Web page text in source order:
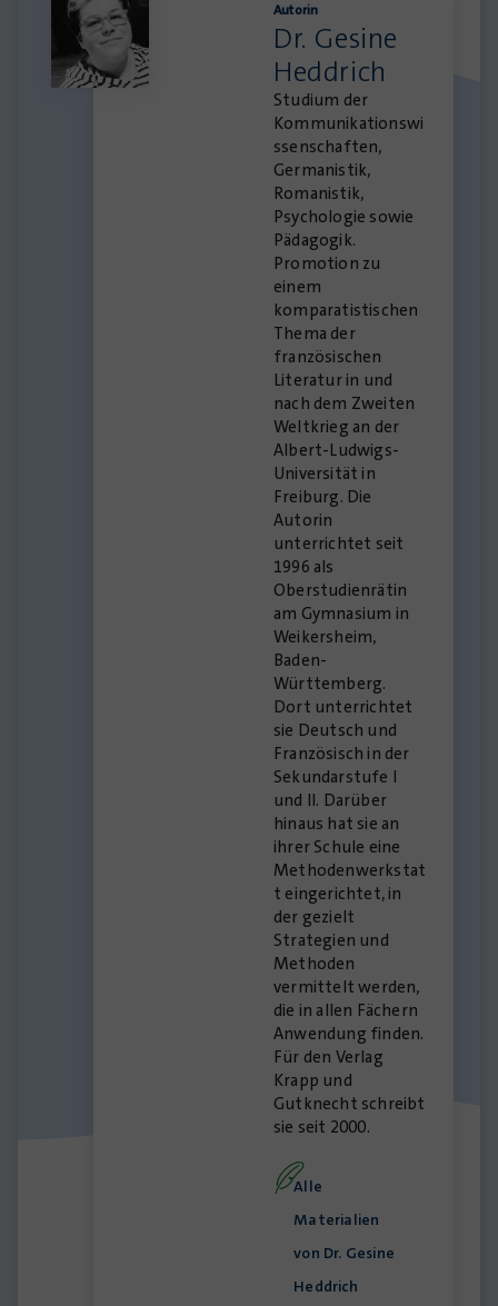
Autorin
Dr. Gesine
Heddrich
Studium der
Kommunikationswi
ssenschaften,
Germanistik,
Romanistik,
Psychologie sowie
Pädagogik.
Promotion zu
einem
komparatistischen
Thema der
französischen
Literatur in und
nach dem Zweiten
Weltkrieg an der
Albert-Ludwigs-
Universität in
Freiburg. Die
Autorin
unterrichtet seit
1996 als
Oberstudienrätin
am Gymnasium in
Weikersheim,
Baden-
Württemberg.
Dort unterrichtet
sie Deutsch und
Französisch in der
Sekundarstufe I
und II. Darüber
hinaus hat sie an
ihrer Schule eine
Methodenwerkstat
t eingerichtet, in
der gezielt
Strategien und
Methoden
vermittelt werden,
die in allen Fächern
Anwendung finden.
Für den Verlag
Krapp und
Gutknecht schreibt
sie seit 2000.
Alle
Materialien
von Dr. Gesine
Heddrich